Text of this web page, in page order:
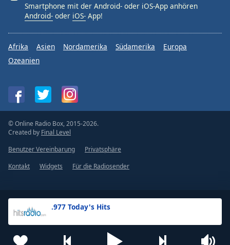
.977 Today's Hits
Smartphone mit der Android- oder iOS-App anhören
Android- oder iOS- App!
Afrika Asien Nordamerika Südamerika
Europa
Ozeanien
© Online Radio Box, 2015-2026.
Created by Final Level
Benutzer Vereinbarung
Privatsphäre
Kontakt
Widgets Für die Radiosender